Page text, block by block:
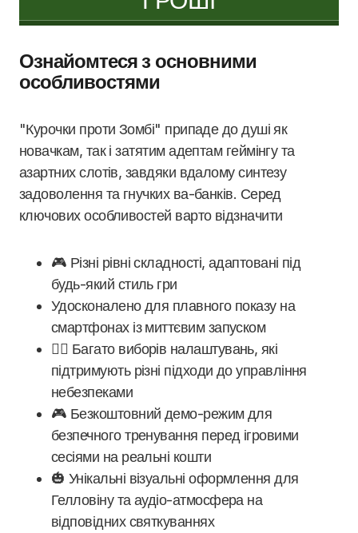
Ознайомтеся з основними
особливостями
"Курочки проти Зомбі" припаде до душі як
новачкам, так і затятим адептам геймінгу та
азартних слотів, завдяки вдалому синтезу
задоволення та гнучких ва-банків. Серед
ключових особливостей варто відзначити
🎮 Різні рівні складності, адаптовані під
будь-який стиль гри
Удосконалено для плавного показу на
смартфонах із миттєвим запуском
🧟‍♂️ Багато виборів налаштувань, які
підтримують різні підходи до управління
небезпеками
🎮 Безкоштовний демо-режим для
безпечного тренування перед ігровими
сесіями на реальні кошти
🎃 Унікальні візуальні оформлення для
Гелловіну та аудіо-атмосфера на
відповідних святкуваннях